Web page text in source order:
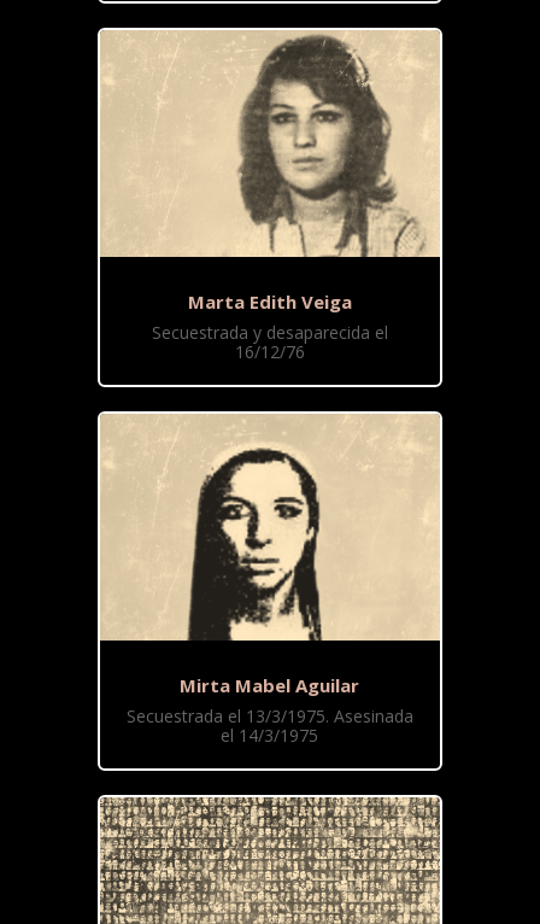
Marta Edith Veiga
Secuestrada y desaparecida el
16/12/76
Mirta Mabel Aguilar
Secuestrada el 13/3/1975. Asesinada
el 14/3/1975